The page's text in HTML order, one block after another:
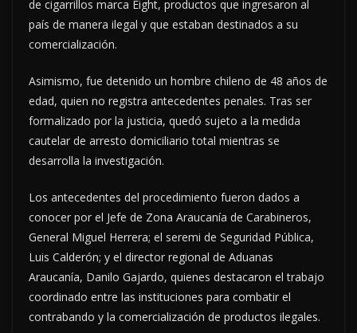
de cigarrillos marca Eight, productos que ingresaron al
país de manera ilegal y que estaban destinados a su
comercialización.
Asimismo, fue detenido un hombre chileno de 48 años de
edad, quien no registra antecedentes penales. Tras ser
formalizado por la justicia, quedó sujeto a la medida
cautelar de arresto domiciliario total mientras se
desarrolla la investigación.
Los antecedentes del procedimiento fueron dados a
conocer por el Jefe de Zona Araucanía de Carabineros,
General Miguel Herrera; el seremi de Seguridad Pública,
Luis Calderón; y el director regional de Aduanas
Araucanía, Danilo Gajardo, quienes destacaron el trabajo
coordinado entre las instituciones para combatir el
contrabando y la comercialización de productos ilegales.